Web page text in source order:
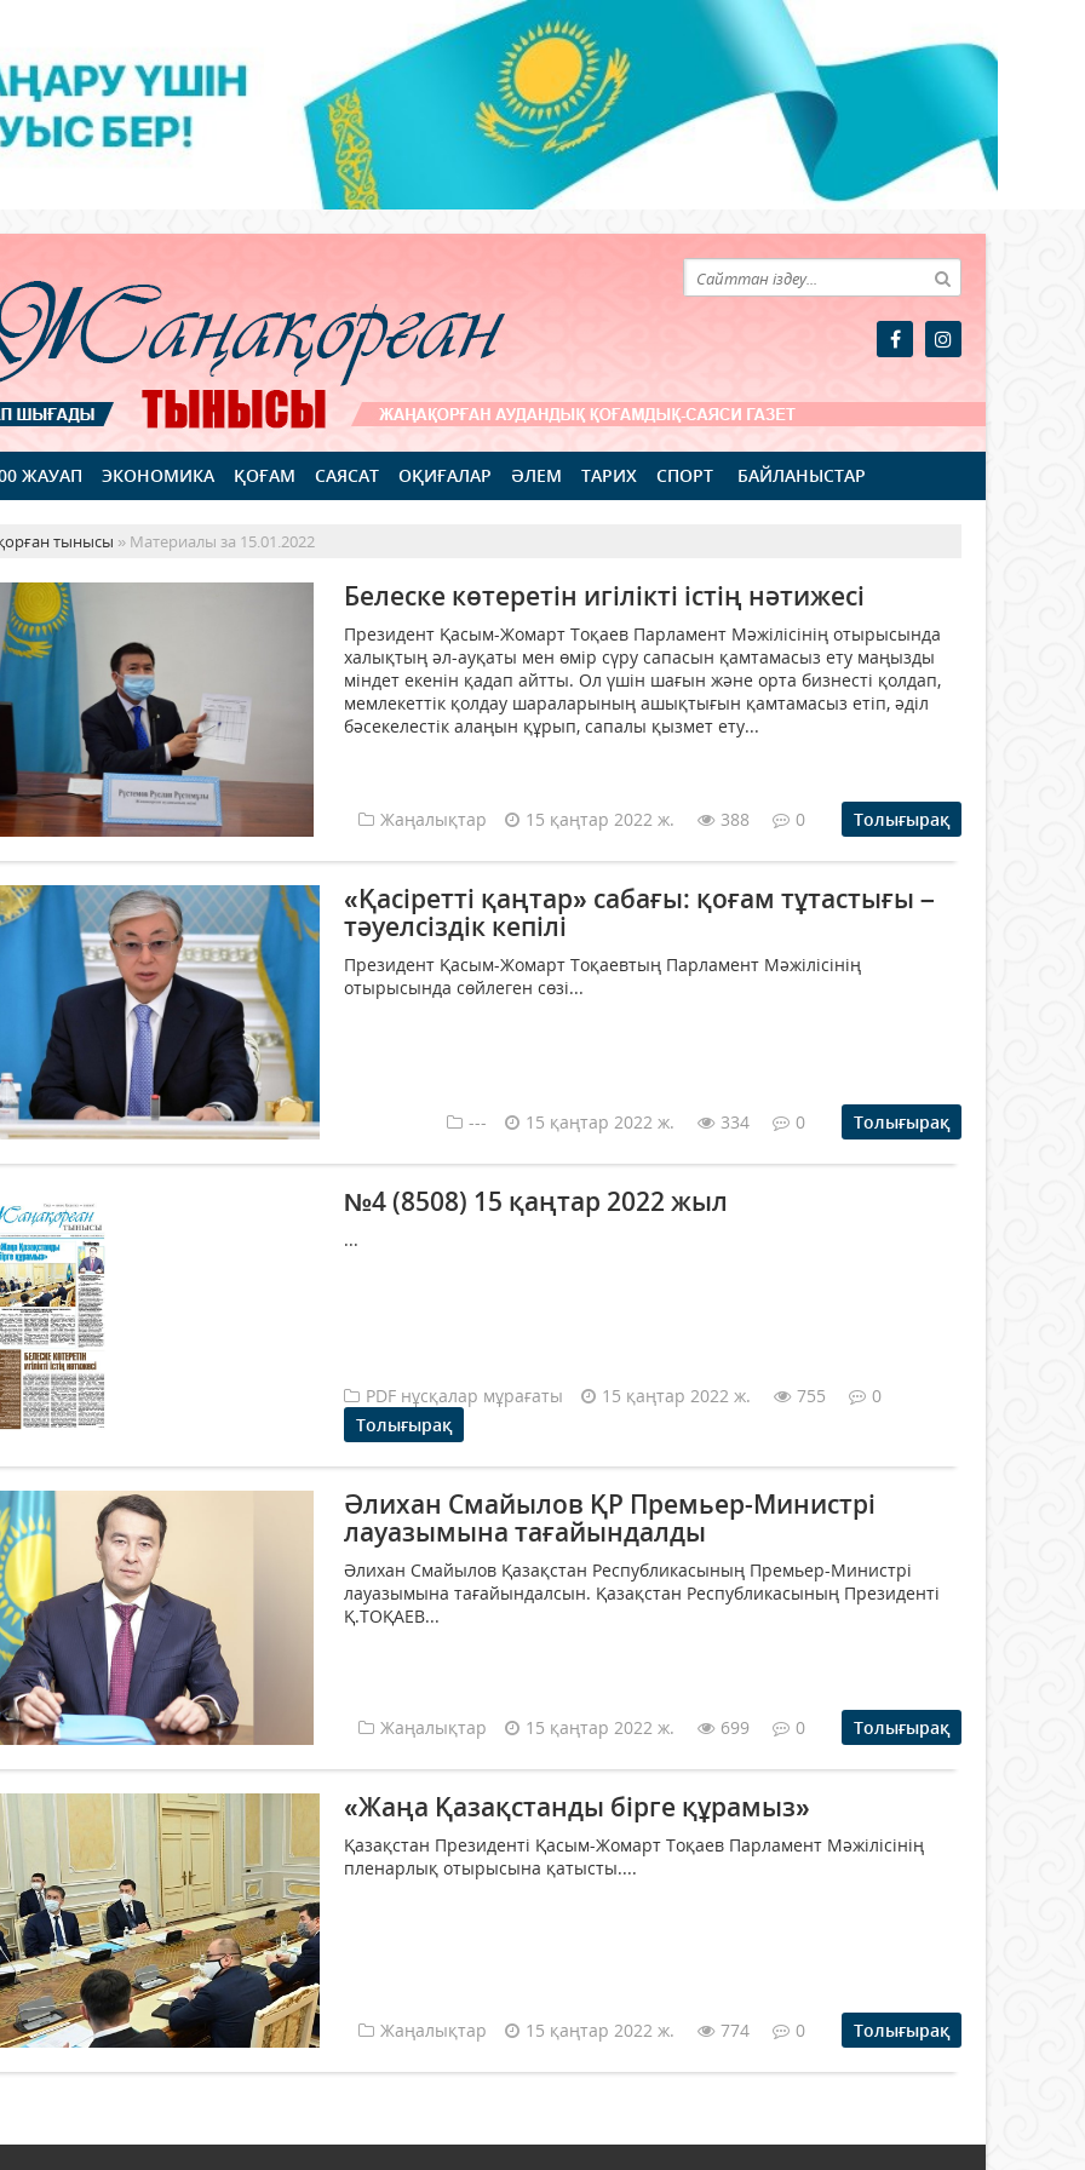
ЖАУАП ЭКОНОМИКА ҚОҒАМ САЯСАТ ОҚИҒАЛАР ӘЛЕМ ТАРИХ СПОРТ БАЙЛАНЫСТАР
тынысы » Материалы за 15.01.2022
Белеске көтеретін игілікті істің нәтижесі
Президент Қасым-Жомарт Тоқаев Парламент Мәжілісінің отырысында
халықтың әл-ауқаты мен өмір сүру сапасын қамтамасыз ету маңызды
міндет екенін қадап айтты. Ол үшін шағын және орта бизнесті қолдап,
мемлекеттік қолдау шараларының ашықтығын қамтамасыз етіп, әділ
бәсекелестік алаңын құрып, сапалы қызмет ету...
Жаңалықтар 15 қаңтар 2022 ж. 388 0 Толығырақ
«Қасіретті қаңтар» сабағы: қоғам тұтастығы –
тәуелсіздік кепілі
Президент Қасым-Жомарт Тоқаевтың Парламент Мәжілісінің
отырысында сөйлеген сөзі...
--- 15 қаңтар 2022 ж. 334 0 Толығырақ
№4 (8508) 15 қаңтар 2022 жыл
...
PDF нұсқалар мұрағаты 15 қаңтар 2022 ж. 755
0
Толығырақ
Әлихан Смайылов ҚР Премьер-Министрі
лауазымына тағайындалды
Әлихан Смайылов Қазақстан Республикасының Премьер-Министрі
лауазымына тағайындалсын. Қазақстан Республикасының Президенті
Қ.ТОҚАЕВ...
Жаңалықтар 15 қаңтар 2022 ж. 699 0 Толығырақ
«Жаңа Қазақстанды бірге құрамыз»
Қазақстан Президенті Қасым-Жомарт Тоқаев Парламент Мәжілісінің
пленарлық отырысына қатысты....
Жаңалықтар 15 қаңтар 2022 ж. 774 0 Толығырақ